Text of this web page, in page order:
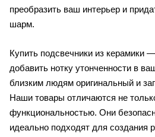
преобразить ваш интерьер и
шарм.
Купить подсвечники из керамики
добавить нотку утонченности в
близким людям оригинальный и
Наши товары отличаются не
функциональностью. Они
идеально подходят для создания